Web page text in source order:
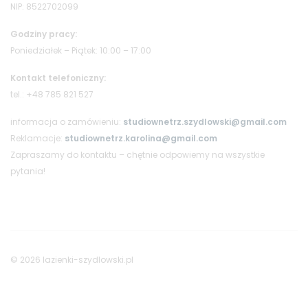
NIP: 8522702099
Godziny pracy:
Poniedziałek – Piątek: 10:00 – 17:00
Kontakt telefoniczny:
tel.: +48 785 821 527
informacja o zamówieniu: studiownetrz.szydlowski@gmail.com
Reklamacje: studiownetrz.karolina@gmail.com
Zapraszamy do kontaktu – chętnie odpowiemy na wszystkie
pytania!
© 2026 lazienki-szydlowski.pl